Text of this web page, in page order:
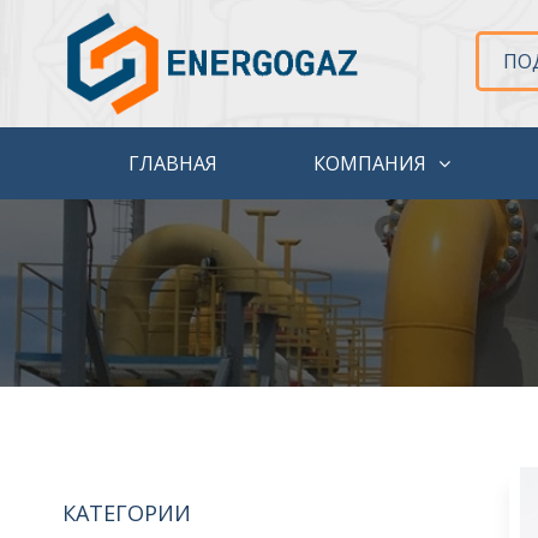
ГЛАВНАЯ КОМПАНИЯ
КАТЕГОРИИ